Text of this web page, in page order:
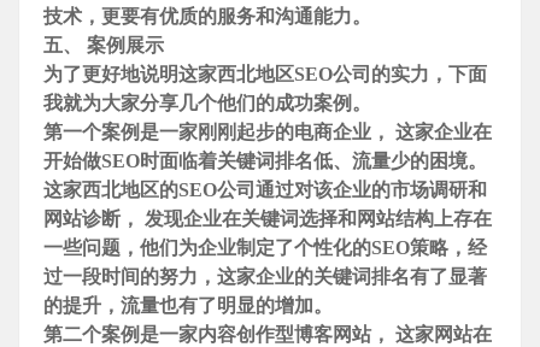
技术，更要有优质的服务和沟通能力。
五、 案例展示
为了更好地说明这家西北地区SEO公司的实力，下面
我就为大家分享几个他们的成功案例。
第一个案例是一家刚刚起步的电商企业， 这家企业在
开始做SEO时面临着关键词排名低、流量少的困境。
这家西北地区的SEO公司通过对该企业的市场调研和
网站诊断， 发现企业在关键词选择和网站结构上存在
一些问题，他们为企业制定了个性化的SEO策略，经
过一段时间的努力，这家企业的关键词排名有了显著
的提升，流量也有了明显的增加。
第二个案例是一家内容创作型博客网站， 这家网站在